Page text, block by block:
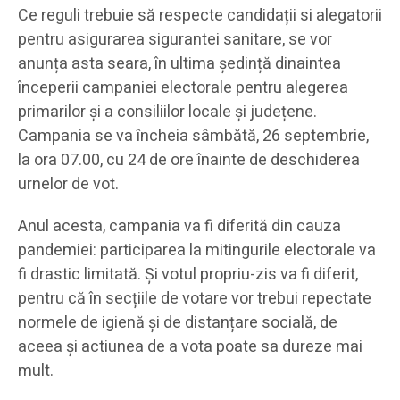
Ce reguli trebuie să respecte candidații si alegatorii
pentru asigurarea sigurantei sanitare, se vor
anunța asta seara, în ultima ședință dinaintea
începerii campaniei electorale pentru alegerea
primarilor și a consiliilor locale și județene.
Campania se va încheia sâmbătă, 26 septembrie,
la ora 07.00, cu 24 de ore înainte de deschiderea
urnelor de vot.
Anul acesta, campania va fi diferită din cauza
pandemiei: participarea la mitingurile electorale va
fi drastic limitată. Și votul propriu-zis va fi diferit,
pentru că în secțiile de votare vor trebui repectate
normele de igienă și de distanțare socială, de
aceea și actiunea de a vota poate sa dureze mai
mult.